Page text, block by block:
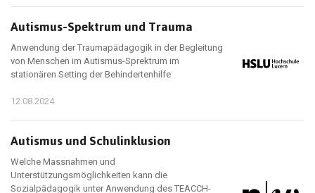
Autismus-Spektrum und Trauma
Anwendung der Traumapädagogik in der Begleitung
von Menschen im Autismus-Sprektrum im
stationären Setting der Behindertenhilfe
12.08.2024
Autismus und Schulinklusion
Welche Massnahmen und
Unterstützungsmöglichkeiten kann die
Sozialpädagogik unter Anwendung des TEACCH-